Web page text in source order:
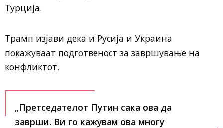
Турција.
Трамп изјави дека и Русија и Украина
покажуваат подготвеност за завршување на
конфликтот.
„Претседателот Путин сака ова да
заврши. Ви го кажувам ова многу